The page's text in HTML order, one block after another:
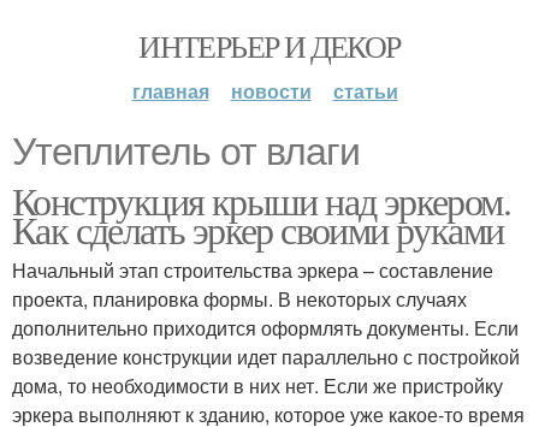
ИНТЕРЬЕР И ДЕКОР
главная новости статьи
Утеплитель от влаги
Конструкция крыши над эркером.
Как сделать эркер своими руками
Начальный этап строительства эркера – составление
проекта, планировка формы. В некоторых случаях
дополнительно приходится оформлять документы. Если
возведение конструкции идет параллельно с постройкой
дома, то необходимости в них нет. Если же пристройку
эркера выполняют к зданию, которое уже какое-то время